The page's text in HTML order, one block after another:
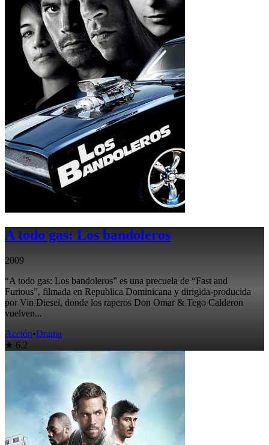
A todo gas: Los bandoleros
2009
“A todo gas: Los bandoleros” es una precuela de “Fast and
Furious”, filmada en Republica Dominicana y dirigida-producida
por Vin Diesel, donde los raperos Don Omar & Tego Calderon
vuelven...
Acción•Drama
★ 6.2